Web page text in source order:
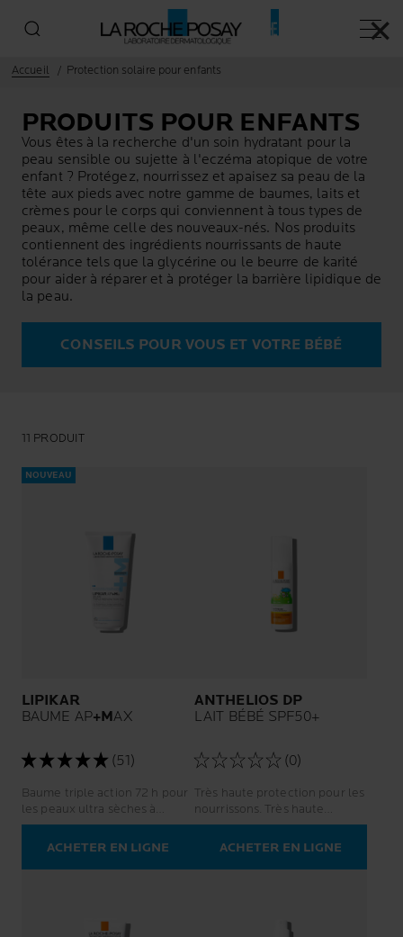
Menu
Accueil Protection solaire pour enfants
PRODUITS POUR ENFANTS
Vous êtes à la recherche d'un soin hydratant pour la
peau sensible ou sujette à l'eczéma atopique de votre
enfant ? Protégez, nourrissez et apaisez sa peau de la
tête aux pieds avec notre gamme de baumes, laits et
crèmes pour le corps qui conviennent à tous types de
peaux, même celle des nouveaux-nés. Nos produits
contiennent des ingrédients nourrissants de haute
tolérance tels que la glycérine ou le beurre de karité
pour aider à réparer et à protéger la barrière lipidique de
la peau.
CONSEILS POUR VOUS ET VOTRE BÉBÉ
11 PRODUIT
NOUVEAU
LIPIKAR
BAUME AP+MAX
(51)
Baume triple action 72 h pour
les peaux ultra sèches à
tendance à l’eczéma atopique.
Contrôle des démangeaisons.
peau sèche. Anti-récidive :
ACHETER EN LIGNE
ANTHELIOS DP
LAIT BÉBÉ SPF50+
(0)
Très haute protection pour les
nourrissons. Très haute
protection. Haute tolérance.
ACHETER EN LIGNE
✕